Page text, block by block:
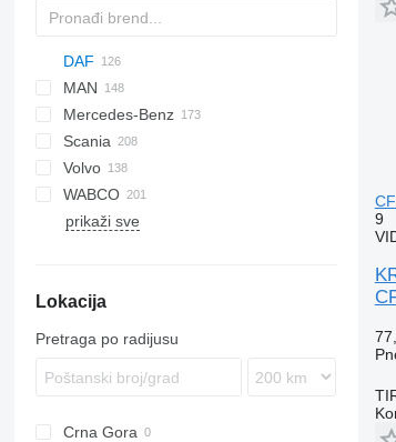
DAF
CF
CF 65
CF 75
CF 85
CF 450
CF 460
LF
LF 45
LF 55
LF 55 180
XF
XF 95
XF 105
XF 105 460
XF 106
XG
XG+
XG 480
F-MAX
EuroCargo
EuroStar
Eurotech
Eurotrakker
Stralis
Trakker
MAN
F90
LE
TGA
TGL
TGM
Mercedes-Benz
Actros
Antos
Arocs
Atego
LK
K-series
Kerax
Magnum
Major
Scania
G-series
P-series
R-series
Volvo
EC
F89
FL
FMX
N-series
WABCO
prikaži sve
Lokacija
Pretraga po radijusu
Crna Gora
9